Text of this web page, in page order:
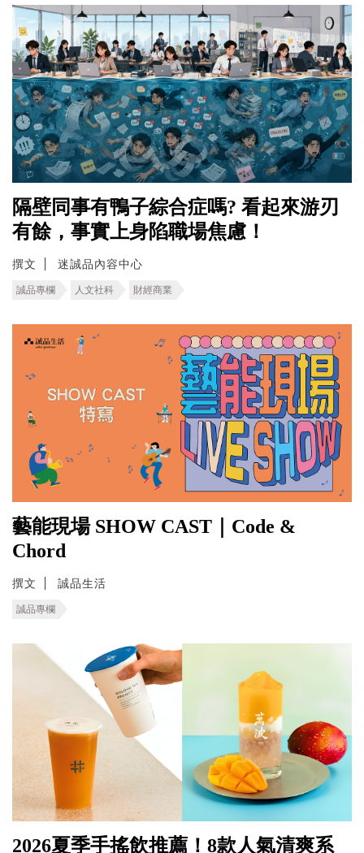
隔壁同事有鴨子綜合症嗎? 看起來游刃
有餘，事實上身陷職場焦慮！
撰文 迷誠品內容中心
誠品專欄 人文社科 財經商業
藝能現場 SHOW CAST｜Code &
Chord
撰文 誠品生活
誠品專欄
2026夏季手搖飲推薦！8款人氣清爽系